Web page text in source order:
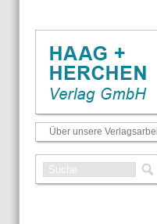
Über unsere